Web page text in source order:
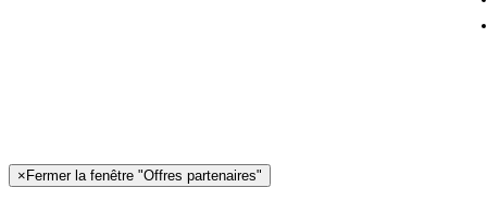
× Fermer la fenêtre "Offres partenaires"